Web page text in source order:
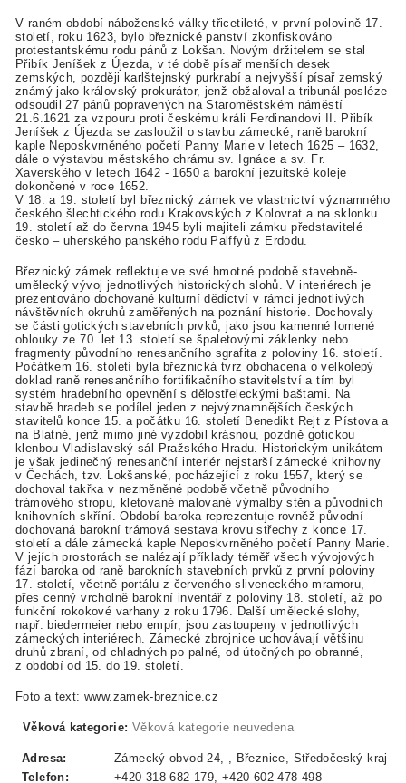
V raném období náboženské války třicetileté, v první polovině 17.
století, roku 1623, bylo březnické panství zkonfiskováno
protestantskému rodu pánů z Lokšan. Novým držitelem se stal
Přibík Jeníšek z Újezda, v té době písař menších desek
zemských, později karlštejnský purkrabí a nejvyšší písař zemský
známý jako královský prokurátor, jenž obžaloval a tribunál posléze
odsoudil 27 pánů popravených na Staroměstském náměstí
21.6.1621 za vzpouru proti českému králi Ferdinandovi II. Přibík
Jeníšek z Újezda se zasloužil o stavbu zámecké, raně barokní
kaple Neposkvrněného početí Panny Marie v letech 1625 – 1632,
dále o výstavbu městského chrámu sv. Ignáce a sv. Fr.
Xaverského v letech 1642 - 1650 a barokní jezuitské koleje
dokončené v roce 1652.
V 18. a 19. století byl březnický zámek ve vlastnictví významného
českého šlechtického rodu Krakovských z Kolovrat a na sklonku
19. století až do června 1945 byli majiteli zámku představitelé
česko – uherského panského rodu Palffyů z Erdodu.
Březnický zámek reflektuje ve své hmotné podobě stavebně-
umělecký vývoj jednotlivých historických slohů. V interiérech je
prezentováno dochované kulturní dědictví v rámci jednotlivých
návštěvních okruhů zaměřených na poznání historie. Dochovaly
se části gotických stavebních prvků, jako jsou kamenné lomené
oblouky ze 70. let 13. století se špaletovými záklenky nebo
fragmenty původního renesančního sgrafita z poloviny 16. století.
Počátkem 16. století byla březnická tvrz obohacena o velkolepý
doklad raně renesančního fortifikačního stavitelství a tím byl
systém hradebního opevnění s dělostřeleckými baštami. Na
stavbě hradeb se podílel jeden z nejvýznamnějších českých
stavitelů konce 15. a počátku 16. století Benedikt Rejt z Pístova a
na Blatné, jenž mimo jiné vyzdobil krásnou, pozdně gotickou
klenbou Vladislavský sál Pražského Hradu. Historickým unikátem
je však jedinečný renesanční interiér nejstarší zámecké knihovny
v Čechách, tzv. Lokšanské, pocházející z roku 1557, který se
dochoval takřka v nezměněné podobě včetně původního
trámového stropu, kletované malované výmalby stěn a původních
knihovních skříní. Období baroka reprezentuje rovněž původní
dochovaná barokní trámová sestava krovu střechy z konce 17.
století a dále zámecká kaple Neposkvrněného početí Panny Marie.
V jejích prostorách se nalézají příklady téměř všech vývojových
fází baroka od raně barokních stavebních prvků z první poloviny
17. století, včetně portálu z červeného sliveneckého mramoru,
přes cenný vrcholně barokní inventář z poloviny 18. století, až po
funkční rokokové varhany z roku 1796. Další umělecké slohy,
např. biedermeier nebo empír, jsou zastoupeny v jednotlivých
zámeckých interiérech. Zámecké zbrojnice uchovávají většinu
druhů zbraní, od chladných po palné, od útočných po obranné,
z období od 15. do 19. století.
Foto a text: www.zamek-breznice.cz
Věková kategorie: Věková kategorie neuvedena
Adresa:
Zámecký obvod 24, , Březnice, Středočeský kraj
Telefon:
+420 318 682 179, +420 602 478 498